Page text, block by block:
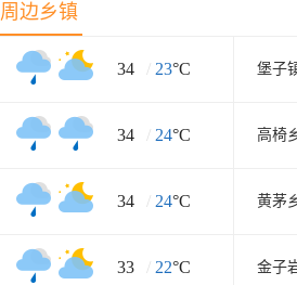
周边乡镇
34 / 23°C 堡子
34 / 24°C 高椅
34 / 24°C 黄茅
33 / 22°C 金子